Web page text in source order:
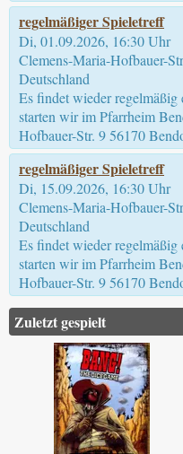
regelmäßiger Spieletreff
Di, 01.09.2026, 16:30 Uhr
Clemens-Maria-Hofbauer-
Deutschland
Es findet wieder
starten wir im Pfarrheim
Hofbauer-Str. 9 56170
regelmäßiger Spieletreff
Di, 15.09.2026, 16:30 Uhr
Clemens-Maria-Hofbauer-
Deutschland
Es findet wieder
starten wir im Pfarrheim
Hofbauer-Str. 9 56170
Zuletzt gespielt